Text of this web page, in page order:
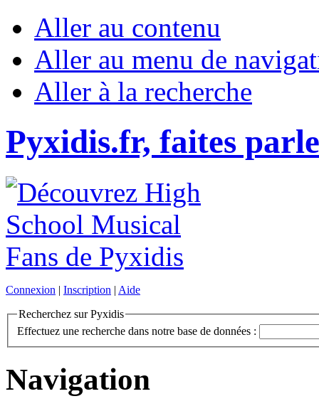
Aller au contenu
Aller au menu de
Aller à la recherche
Pyxidis.fr, faites
Connexion | Inscription | Aide
Recherchez sur Pyxidis
Effectuez une recherche dans notre base de données :
Navigation